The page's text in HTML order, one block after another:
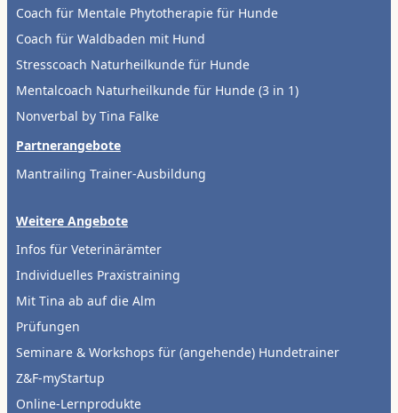
Coach für Mentale Phytotherapie für Hunde
Coach für Waldbaden mit Hund
Stresscoach Naturheilkunde für Hunde
Mentalcoach Naturheilkunde für Hunde (3 in 1)
Nonverbal by Tina Falke
Partnerangebote
Mantrailing Trainer-Ausbildung
Weitere Angebote
Infos für Veterinärämter
Individuelles Praxistraining
Mit Tina ab auf die Alm
Prüfungen
Seminare & Workshops für (angehende) Hundetrainer
Z&F-myStartup
Online-Lernprodukte